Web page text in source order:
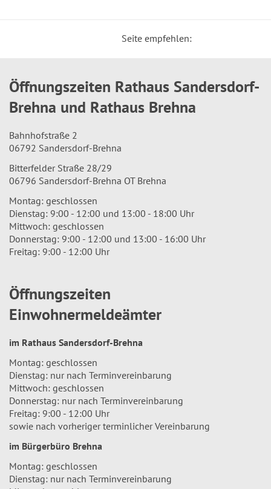
Seite empfehlen:
Öffnungszeiten Rathaus Sandersdorf-
Brehna und Rathaus Brehna
Bahnhofstraße 2
06792 Sandersdorf-Brehna
Bitterfelder Straße 28/29
06796 Sandersdorf-Brehna OT Brehna
Montag: geschlossen
Dienstag: 9:00 - 12:00 und 13:00 - 18:00 Uhr
Mittwoch: geschlossen
Donnerstag: 9:00 - 12:00 und 13:00 - 16:00 Uhr
Freitag: 9:00 - 12:00 Uhr
Öffnungszeiten
Einwohnermeldeämter
im Rathaus Sandersdorf-Brehna
Montag: geschlossen
Dienstag: nur nach Terminvereinbarung
Mittwoch: geschlossen
Donnerstag: nur nach Terminvereinbarung
Freitag: 9:00 - 12:00 Uhr
sowie nach vorheriger terminlicher Vereinbarung
im Bürgerbüro Brehna
Montag: geschlossen
Dienstag: nur nach Terminvereinbarung